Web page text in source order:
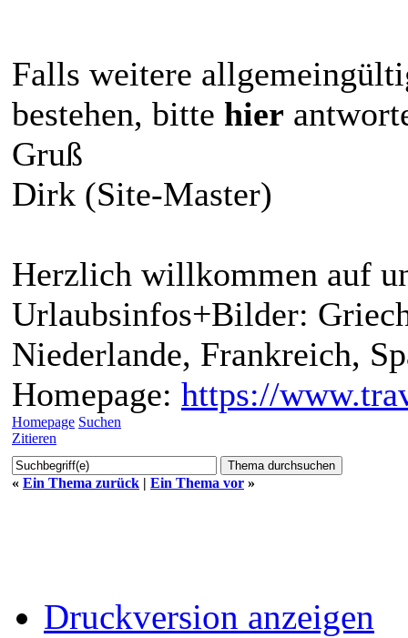
Falls weitere
bestehen, bitte hier
Gruß
Dirk (Site-Master)
Herzlich willkommen auf
Urlaubsinfos+Bilder:
Niederlande, Frankreich,
Homepage: https://
Homepage Suchen
Zitieren
« Ein Thema zurück | Ein Thema vor »
Druckversion anzeigen